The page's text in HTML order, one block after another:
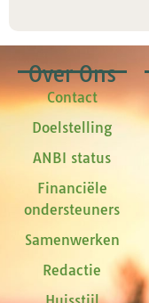
Over Ons
Contact
Doelstelling
ANBI status
Financiële
ondersteuners
Samenwerken
Redactie